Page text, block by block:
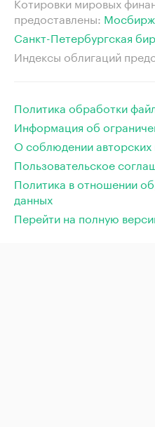
предоставлены:
Санкт-Петербургская
Индексы облигаций
Политика обработки
Информация об
О соблюдении авторских
Пользовательское
Политика в отношении
данных
Перейти на полную